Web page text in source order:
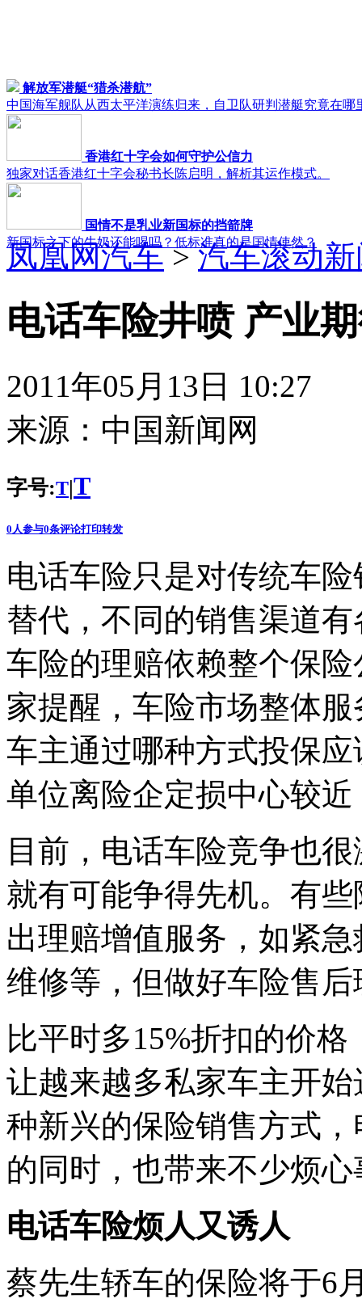
解放军潜艇“猎杀潜航”
中国海军舰队从西太平洋演练归来，自卫队研判潜艇究竟在哪
香港红十字会如何守护公信力
独家对话香港红十字会秘书长陈启明，解析其运作模式。
国情不是乳业新国标的挡箭牌
新国标之下的牛奶还能喝吗？低标准真的是国情使然？
凤凰网汽车>汽车滚动
电话车险井喷 产业
2011年05月13日 10:27
来源： 中国新闻网
字号:T|T
0 人参与0条评论打印转发
电话车险只是对传统车
替代，不同的销售渠道
车险的理赔依赖整个保
家提醒，车险市场整体
车主通过哪种方式投保
单位离险企定损中心较
目前，电话车险竞争也
就有可能争得先机。有
出理赔增值服务，如紧
维修等，但做好车险售
比平时多15%折扣的价
让越来越多私家车主开
种新兴的保险销售方式
的同时，也带来不少烦心
电话车险烦人又诱人
蔡先生轿车的保险将于6